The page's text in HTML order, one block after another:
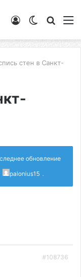
Switch
Войти
стен в Санкт-
обновление
palonius15 .
#108736